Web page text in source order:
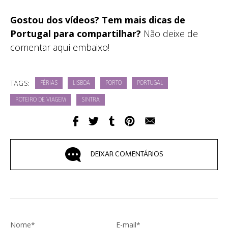
Gostou dos vídeos? Tem mais dicas de
Portugal para compartilhar? Não deixe de
comentar aqui embaixo!
TAGS: FÉRIAS LISBOA PORTO PORTUGAL
ROTEIRO DE VIAGEM SINTRA
DEIXAR COMENTÁRIOS
Nome* E-mail*